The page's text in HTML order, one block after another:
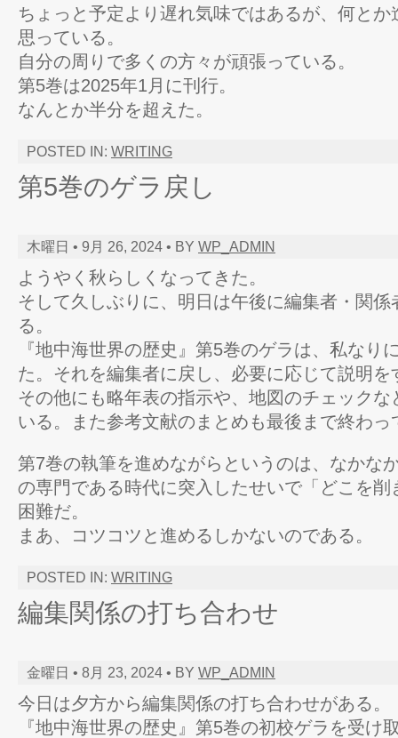
ちょっと予定より遅れ気味ではあるが、何と
思っている。
自分の周りで多くの方々が頑張っている。
第5巻は2025年1月に刊行。
なんとか半分を超えた。
POSTED IN: WRITING
第5巻のゲラ戻し
木曜日 • 9月 26, 2024 • BY WP_ADMIN
ようやく秋らしくなってきた。
そして久しぶりに、明日は午後に編集者・関
る。
『地中海世界の歴史』第5巻のゲラは、私なり
た。それを編集者に戻し、必要に応じて説明を
その他にも略年表の指示や、地図のチェック
いる。また参考文献のまとめも最後まで終わっ
第7巻の執筆を進めながらというのは、なかな
の専門である時代に突入したせいで「どこを
困難だ。
まあ、コツコツと進めるしかないのである。
POSTED IN: WRITING
編集関係の打ち合わせ
金曜日 • 8月 23, 2024 • BY WP_ADMIN
今日は夕方から編集関係の打ち合わせがある。
『地中海世界の歴史』第5巻の初校ゲラを受け